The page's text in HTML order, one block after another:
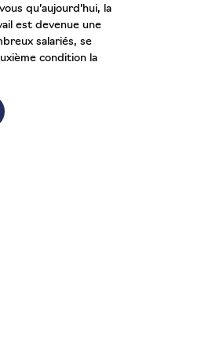
qu’aujourd’hui, la
est devenue une
salariés, se
condition la